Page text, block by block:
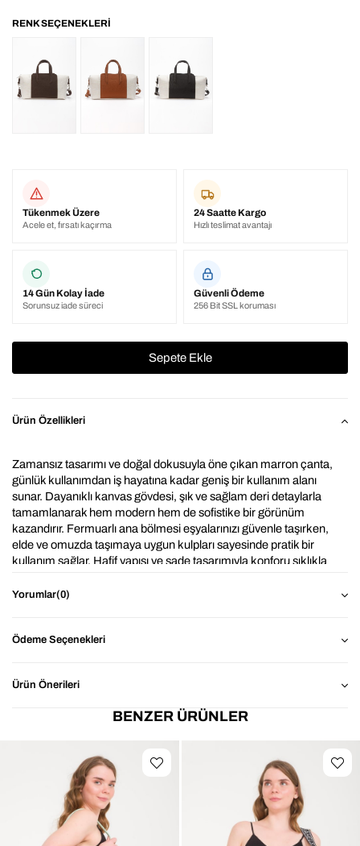
Tükenmek Üzere
Acele et, fırsatı kaçırma
24 Saatte Kargo
Hızlı teslimat avantajı
14 Gün Kolay İade
Sorunsuz iade süreci
Güvenli Ödeme
256 Bit SSL koruması
Ürün Özellikleri
Zamansız tasarımı ve doğal dokusuyla öne çıkan marron çanta,
günlük kullanımdan iş hayatına kadar geniş bir kullanım alanı
sunar. Dayanıklı kanvas gövdesi, şık ve sağlam deri detaylarla
tamamlanarak hem modern hem de sofistike bir görünüm
kazandırır. Fermuarlı ana bölmesi eşyalarınızı güvenle taşırken,
elde ve omuzda taşımaya uygun kulpları sayesinde pratik bir
kullanım sağlar. Hafif yapısı ve sade tasarımıyla konforu şıklıkla
sığabileceği ideal boyut.
Kolay Kullanım: Fermuarlı açma kapama sayesinde
rahat kullanım.
📐 Ürün Ölçüleri
Genişlik: 35  cm
Yorumlar(0)
Ödeme Seçenekleri
Ürün Önerileri
BENZER ÜRÜNLER